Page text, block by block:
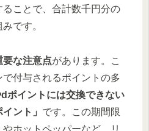
ことで、合計数千円分の
です。
要な注意点があります。こ
付与されるポイントの多
ポイントには交換できない
ント」 です。この期間限
ホットペッパーなど、リ